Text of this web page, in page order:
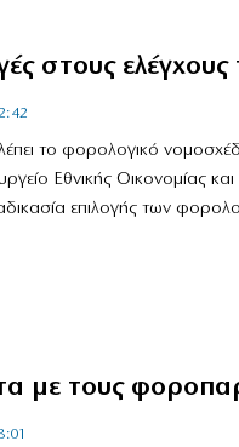
στους
το φορολογικό
Εθνικής Οικονομίας
επιλογής των
με τους